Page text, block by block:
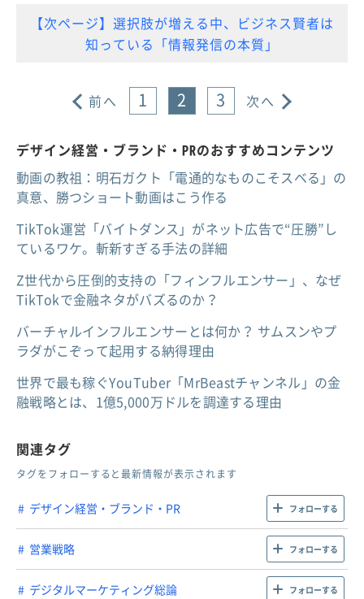
【次ページ】選択肢が増える中、ビジネス賢者は
知っている「情報発信の本質」
前へ 1 2 3 次へ
デザイン経営・ブランド・PRのおすすめコンテンツ
動画の教祖：明石ガクト「電通的なものこそスベる」の
真意、勝つショート動画はこう作る
TikTok運営「バイトダンス」がネット広告で“圧勝”し
ているワケ。斬新すぎる手法の詳細
Z世代から圧倒的支持の「フィンフルエンサー」、なぜ
TikTokで金融ネタがバズるのか？
バーチャルインフルエンサーとは何か？ サムスンやプ
ラダがこぞって起用する納得理由
世界で最も稼ぐYouTuber「MrBeastチャンネル」の金
融戦略とは、1億5,000万ドルを調達する理由
関連タグ
タグをフォローすると最新情報が表示されます
デザイン経営・ブランド・PR フォローする
営業戦略 フォローする
デジタルマーケティング総論 フォローする